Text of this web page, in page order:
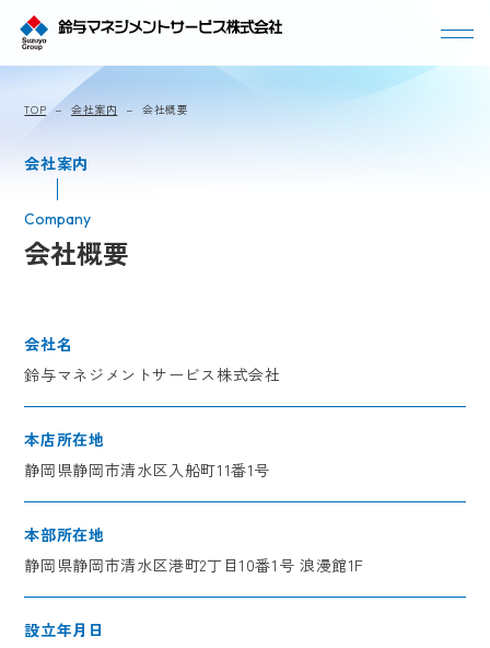
よくわかるSMS
事業内容
よくある質問
社員紹介
募集要項
新卒採用 中途採用
会社案内
代表挨拶
会社概要
鈴与グループ紹介
新着情報
TOP 会社案内 会社概要
会社案内
会社概要
会社名
鈴与マネジメントサービス株式会社
本店所在地
静岡県静岡市清水区入船町11番1号
本部所在地
静岡県静岡市清水区港町2丁目10番1号 浪漫館1F
設立年月日